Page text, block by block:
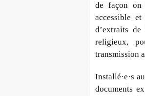
de façon on
accessible
d’extraits
religieux,
transmission
Installé·e·s
documents